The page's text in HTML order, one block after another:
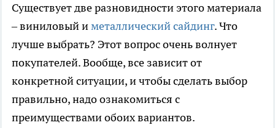
Существует две разновидности этого материала
– виниловый иметаллический сайдинг. Что
лучше выбрать? Этот вопрос очень волнует
покупателей. Вообще, все зависит от
конкретной ситуации, и чтобы сделать выбор
правильно, надо ознакомиться с
преимуществами обоих вариантов.